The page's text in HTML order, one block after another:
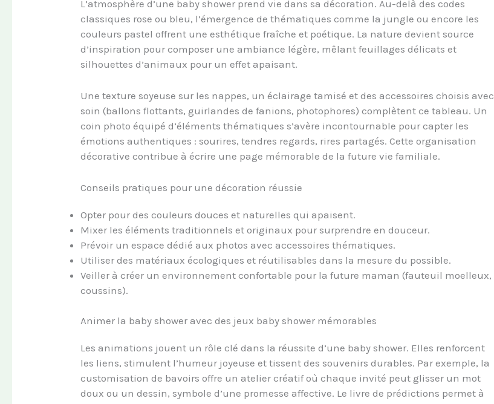
L’atmosphère d’une baby shower prend vie dans sa décoration. Au-delà des codes
classiques rose ou bleu, l’émergence de thématiques comme la jungle ou encore les
couleurs pastel offrent une esthétique fraîche et poétique. La nature devient source
d’inspiration pour composer une ambiance légère, mêlant feuillages délicats et
silhouettes d’animaux pour un effet apaisant.
Une texture soyeuse sur les nappes, un éclairage tamisé et des accessoires choisis avec
soin (ballons flottants, guirlandes de fanions, photophores) complètent ce tableau. Un
coin photo équipé d’éléments thématiques s’avère incontournable pour capter les
émotions authentiques : sourires, tendres regards, rires partagés. Cette organisation
décorative contribue à écrire une page mémorable de la future vie familiale.
Conseils pratiques pour une décoration réussie
Opter pour des couleurs douces et naturelles qui apaisent.
Mixer les éléments traditionnels et originaux pour surprendre en douceur.
Prévoir un espace dédié aux photos avec accessoires thématiques.
Utiliser des matériaux écologiques et réutilisables dans la mesure du possible.
Veiller à créer un environnement confortable pour la future maman (fauteuil moelleux,
coussins).
Animer la baby shower avec des jeux baby shower mémorables
Les animations jouent un rôle clé dans la réussite d’une baby shower. Elles renforcent
les liens, stimulent l’humeur joyeuse et tissent des souvenirs durables. Par exemple, la
customisation de bavoirs offre un atelier créatif où chaque invité peut glisser un mot
doux ou un dessin, symbole d’une promesse affective. Le livre de prédictions permet à